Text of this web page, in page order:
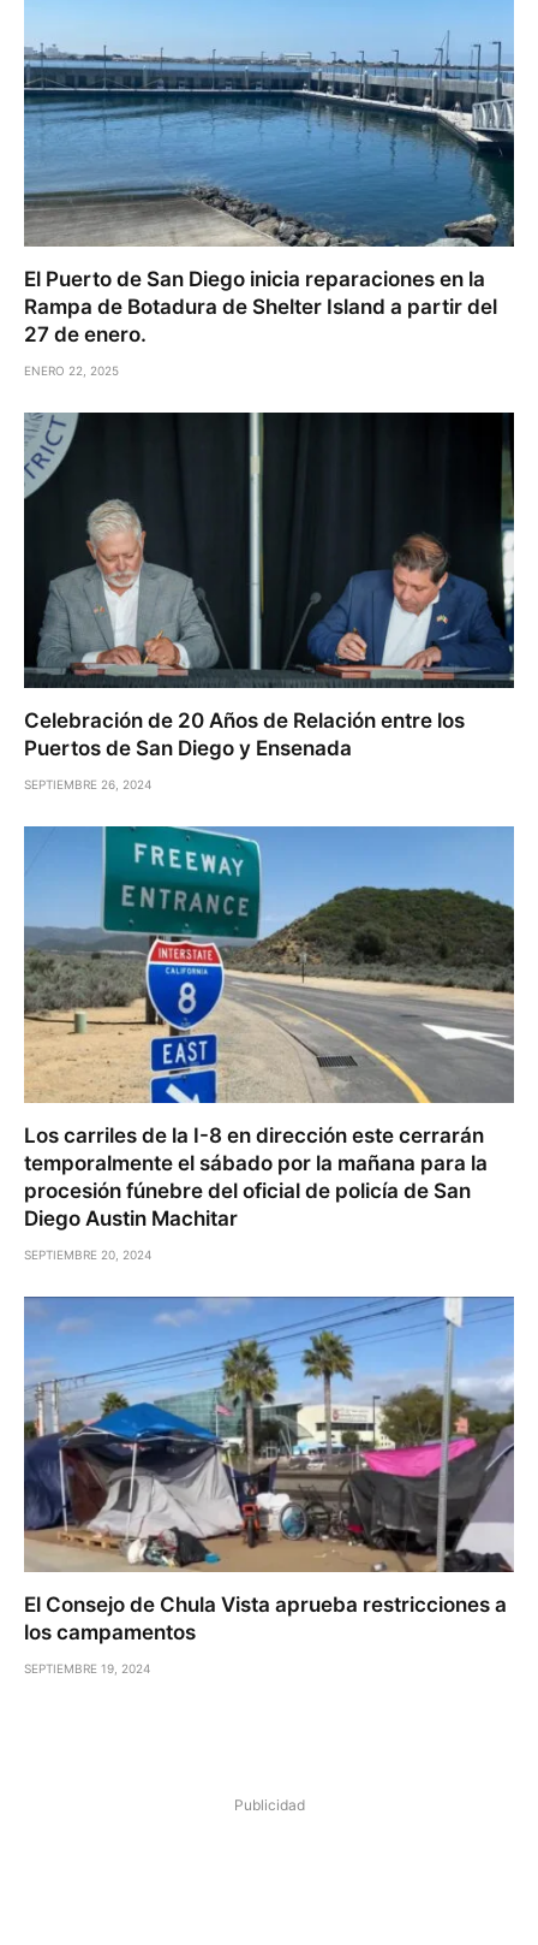
El Puerto de San Diego inicia reparaciones en la
Rampa de Botadura de Shelter Island a partir del
27 de enero.
ENERO 22, 2025
Celebración de 20 Años de Relación entre los
Puertos de San Diego y Ensenada
SEPTIEMBRE 26, 2024
Los carriles de la I-8 en dirección este cerrarán
temporalmente el sábado por la mañana para la
procesión fúnebre del oficial de policía de San
Diego Austin Machitar
SEPTIEMBRE 20, 2024
El Consejo de Chula Vista aprueba restricciones a
los campamentos
SEPTIEMBRE 19, 2024
Publicidad